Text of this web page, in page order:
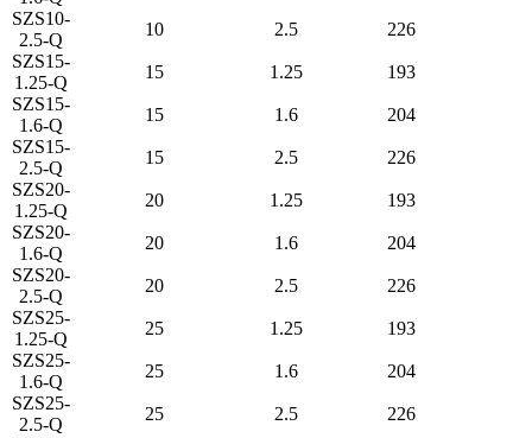
SZS10-
2.5-Q
10 2.5
226
SZS15-
1.25-Q
15 1.25
193
SZS15-
1.6-Q
15 1.6
204
SZS15-
2.5-Q
15 2.5
226
SZS20-
1.25-Q
20 1.25
193
SZS20-
1.6-Q
20 1.6
204
SZS20-
2.5-Q
20 2.5
226
SZS25-
1.25-Q
25 1.25
193
SZS25-
1.6-Q
25 1.6
204
SZS25-
2.5-Q
25 2.5
226